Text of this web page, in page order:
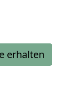
erhalten